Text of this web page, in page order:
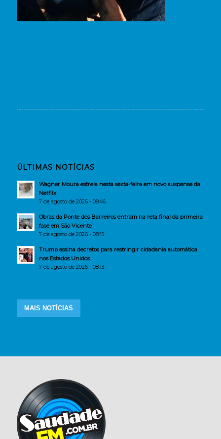
ÚLTIMAS NOTÍCIAS
Wagner Moura estreia nesta sexta-feira em novo suspense da
Netflix
7 de agosto de 2026 - 08:46
Obras da Ponte dos Barreiros entram na reta final da primeira
fase em São Vicente
7 de agosto de 2026 - 08:15
Trump assina decretos para restringir cidadania automática
nos Estados Unidos
7 de agosto de 2026 - 08:13
MAIS NOTÍCIAS